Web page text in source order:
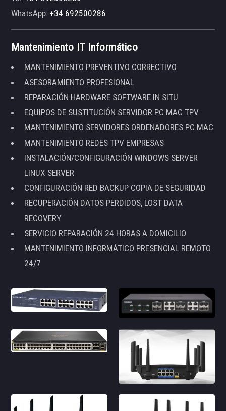
WhatsApp:+34 692500286
Mantenimiento IT Informático
MANTENIMIENTO PREVENTIVO CORRECTIVO
ASESORAMIENTO PROFESIONAL
REPARACIÓN HARDWARE SOFTWARE IN SITU
EQUIPOS DE SUSTITUCIÓN SERVIDOR PC MAC TPV
MANTENIMIENTO SERVIDORES ORDENADORES PC MAC
MANTENIMIENTO REDES TPV EMPRESAS
INSTALACIÓN/CONFIGURACIÓN WINDOWS SERVER
LINUX SERVER
CONFIGURACIÓN RED BACKUP COPIA DE SEGURIDAD
RECUPERACIÓN DATOS PERDIDOS, LOST DATA
RECOVERY
SERVICIO REPARACIÓN 24 HORAS A DOMICILIO
MANTENIMIENTO INFORMÁTICO PRESENCIAL REMOTO
24/7